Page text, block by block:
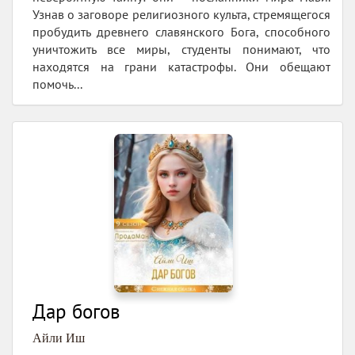
Узнав о заговоре религиозного культа, стремящегося
пробудить древнего славянского Бога, способного
уничтожить все миры, студенты понимают, что
находятся на грани катастрофы. Они обещают
помочь...
Дар богов
Айли Иш